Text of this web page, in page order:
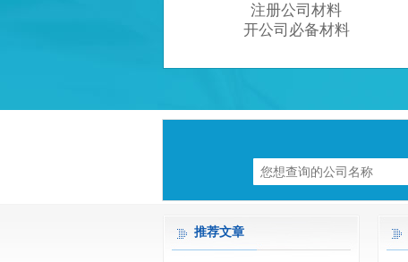
注册公司材料
开公司必备材料
推荐文章